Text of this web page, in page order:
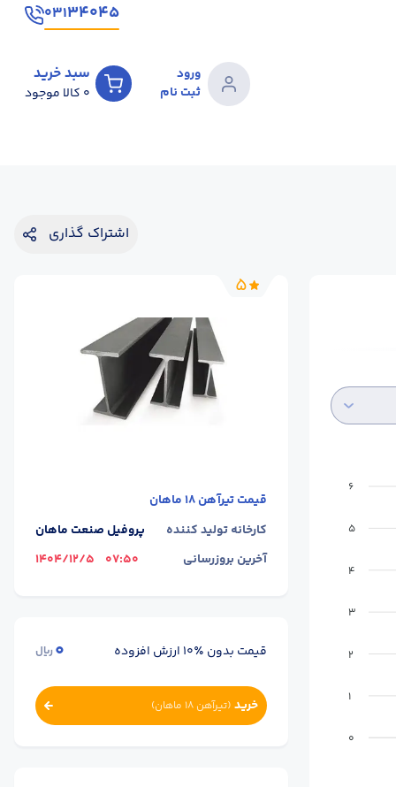
۳۴۰۴۵۰۳۱
ورود
ثبت نام
سبد خرید
0 کالا موجود
اشتراک گذاری
6
5
4
3
2
1
0
5
قیمتتیرآهن 18 ماهان
کارخانه تولید کننده
پروفیل صنعت ماهان
آخرین بروزرسانی
07:50
1404/12/5
قیمت بدون ٪۱۰ ارزش افزوده 0ریال
خرید (تیرآهن 18 ماهان )